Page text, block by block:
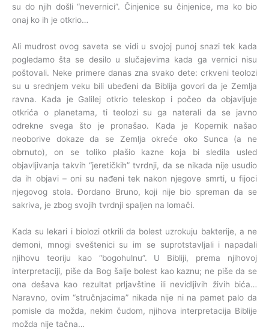
su do njih došli “nevernici”. Činjenice su činjenice, ma ko bio
onaj ko ih je otkrio…
Ali mudrost ovog saveta se vidi u svojoj punoj snazi tek kada
pogledamo šta se desilo u slučajevima kada ga vernici nisu
poštovali. Neke primere danas zna svako dete: crkveni teolozi
su u srednjem veku bili ubeđeni da Biblija govori da je Zemlja
ravna. Kada je Galilej otkrio teleskop i počeo da objavljuje
otkrića o planetama, ti teolozi su ga naterali da se javno
odrekne svega što je pronašao. Kada je Kopernik našao
neoborive dokaze da se Zemlja okreće oko Sunca (a ne
obrnuto), on se toliko plašio kazne koja bi sledila usled
objavljivanja takvih “jeretičkih” tvrdnji, da se nikada nije usudio
da ih objavi – oni su nađeni tek nakon njegove smrti, u fijoci
njegovog stola. Đordano Bruno, koji nije bio spreman da se
sakriva, je zbog svojih tvrdnji spaljen na lomači.
Kada su lekari i biolozi otkrili da bolest uzrokuju bakterije, a ne
demoni, mnogi sveštenici su im se suprotstavljali i napadali
njihovu teoriju kao “bogohulnu”. U Bibliji, prema njihovoj
interpretaciji, piše da Bog šalje bolest kao kaznu; ne piše da se
ona dešava kao rezultat prljavštine ili nevidljivih živih bića…
Naravno, ovim “stručnjacima” nikada nije ni na pamet palo da
pomisle da možda, nekim čudom, njihova interpretacija Biblije
možda nije tačna…